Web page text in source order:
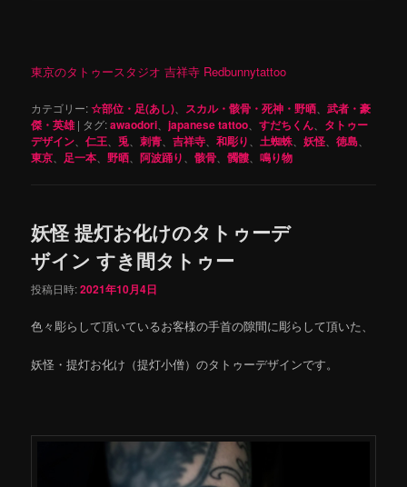
東京のタトゥースタジオ 吉祥寺 Redbunnytattoo
カテゴリー:☆部位・足(あし) スカル・骸骨・死神・野晒 、武者・豪
傑・英雄 | タグ:awaodori 、japanese tattoo 、すだちくん
タトゥー
デザイン 、仁王 、兎 、刺青 、吉祥寺 、和彫り 土蜘蛛 、妖怪 、徳島
東京 足一本 、野晒 、阿波踊り 、骸骨 、髑髏、鳴り物
妖怪 提灯お化けのタトゥーデ
ザイン すき間タトゥー
投稿日時:2021年10月4日
色々彫らして頂いているお客様の手首の隙間に彫らして頂いた、
妖怪・提灯お化け（提灯小僧）のタトゥーデザインです。